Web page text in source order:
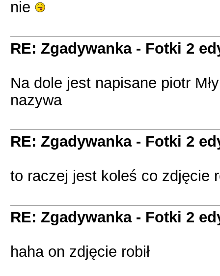
nie
RE: Zgadywanka - Fotki 2
Na dole jest napisane piotr
nazywa
RE: Zgadywanka - Fotki 2
to raczej jest koleś co zdjęcie
RE: Zgadywanka - Fotki 2
haha on zdjęcie robił